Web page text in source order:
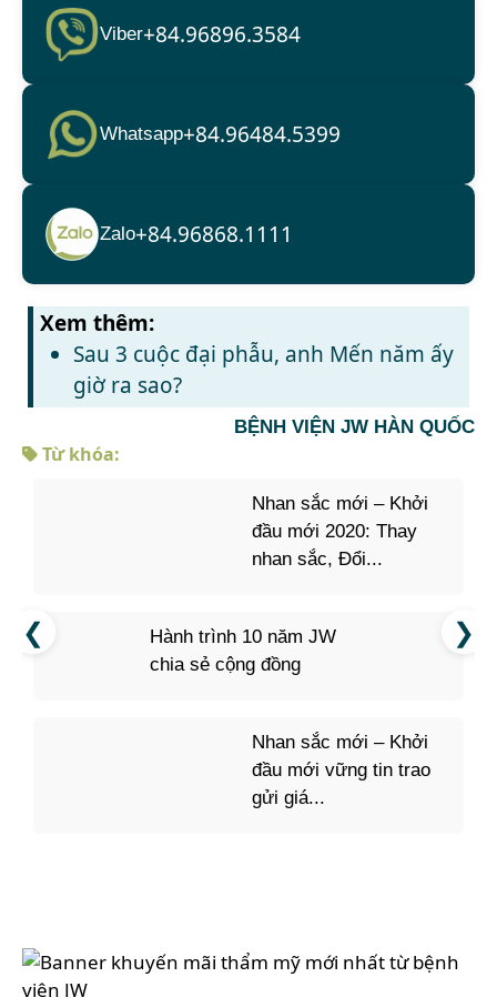
Viber+84.96896.3584
Whatsapp+84.96484.5399
Zalo+84.96868.1111
Xem thêm:
Sau 3 cuộc đại phẫu, anh Mến năm ấy
giờ ra sao?
BỆNH VIỆN JW HÀN QUỐC
Từ khóa:
Nhan sắc mới – Khởi
đầu mới 2020: Thay
nhan sắc, Đổi...
Hành trình 10 năm JW
chia sẻ cộng đồng
Nhan sắc mới – Khởi
đầu mới vững tin trao
gửi giá...